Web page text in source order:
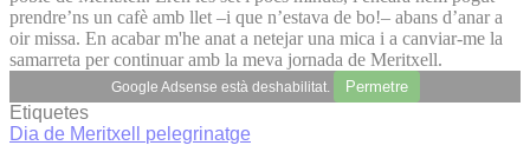
prendre’ns un cafè amb llet –i que n’estava de bo!– abans d’anar a
oir missa. En acabar m'he anat a netejar una mica i a canviar-me la
samarreta per continuar amb la meva jornada de Meritxell.
Google Adsense està deshabilitat. Permetre
Etiquetes
Dia de Meritxell pelegrinatge